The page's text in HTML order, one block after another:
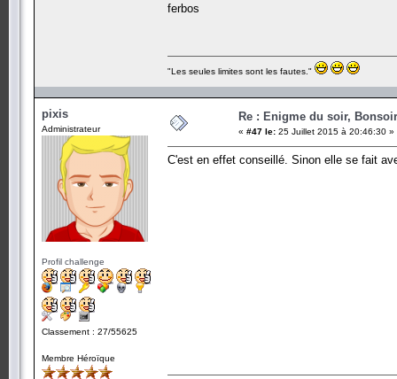
ferbos
"Les seules limites sont les fautes."
pixis
Administrateur
Profil challenge
Classement : 27/55625
Membre Héroïque
Re : Enigme du soir,
« #47 le: 25 Juillet 2015 à 20:46:30 »
C'est en effet conseillé. Sinon elle se fait